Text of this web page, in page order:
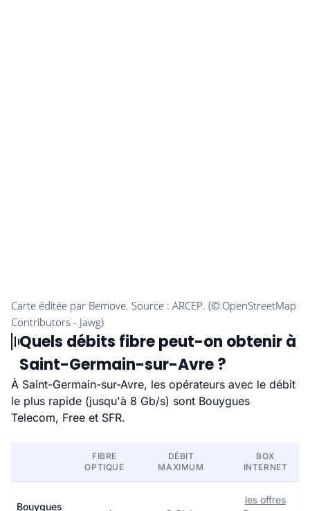
Quels débits fibre peut-on obtenir à
Saint-Germain-sur-Avre ?
À Saint-Germain-sur-Avre, les opérateurs avec le débit
le plus rapide (jusqu'à 8 Gb/s) sont Bouygues
Telecom, Free et SFR.
FIBRE
OPTIQUE
DÉBIT
MAXIMUM
BOX
INTERNET
Bouygues
les offres